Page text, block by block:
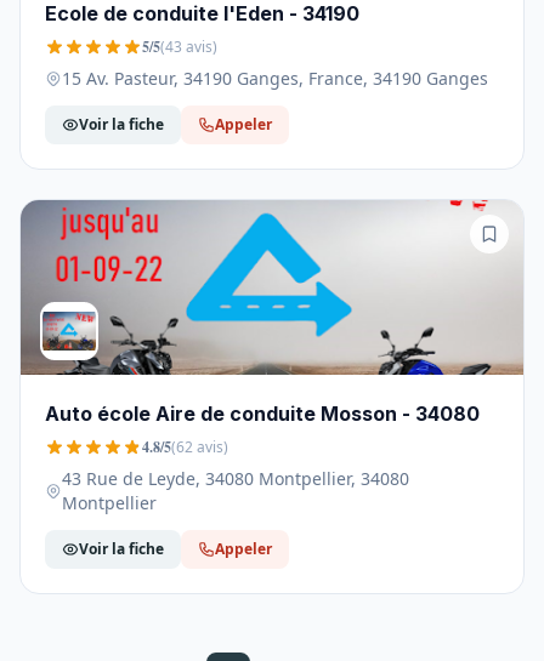
Ecole de conduite l'Eden - 34190
5/5(43 avis)
15 Av. Pasteur, 34190 Ganges, France, 34190 Ganges
Voir la fiche Appeler
Auto école Aire de conduite Mosson - 34080
4.8/5(62 avis)
43 Rue de Leyde, 34080 Montpellier, 34080
Montpellier
Voir la fiche Appeler